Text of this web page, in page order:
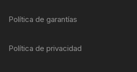
Política de garantías
Política de privacidad